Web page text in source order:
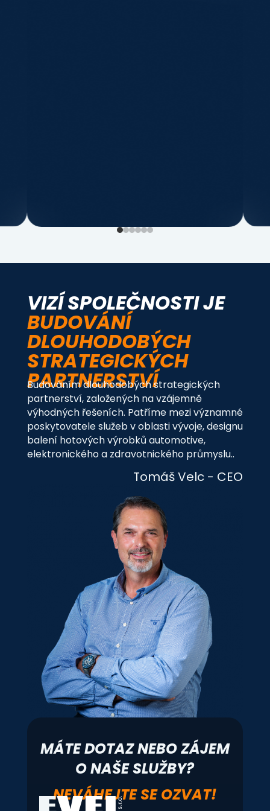
VIZÍ SPOLEČNOSTI JE
BUDOVÁNÍ
DLOUHODOBÝCH
STRATEGICKÝCH
PARTNERSTVÍ
Budováním dlouhodobých strategických
partnerství, založených na vzájemně
výhodných řešeních. Patříme mezi významné
poskytovatele služeb v oblasti vývoje, designu
balení hotových výrobků automotive,
elektronického a zdravotnického průmyslu..
Tomáš Velc - CEO
MÁTE DOTAZ NEBO ZÁJEM
O NAŠE SLUŽBY?
NEVÁHEJTE SE OZVAT!